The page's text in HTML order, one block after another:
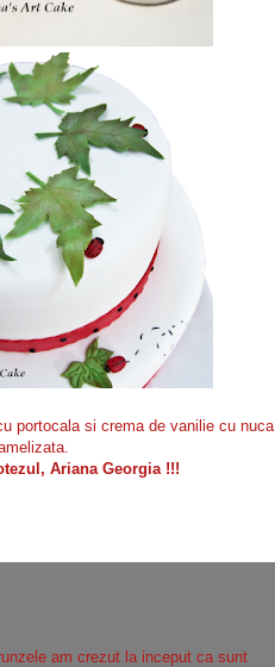
portocala si crema de vanilie cu nuca
Ariana Georgia !!!
am crezut la inceput ca sunt